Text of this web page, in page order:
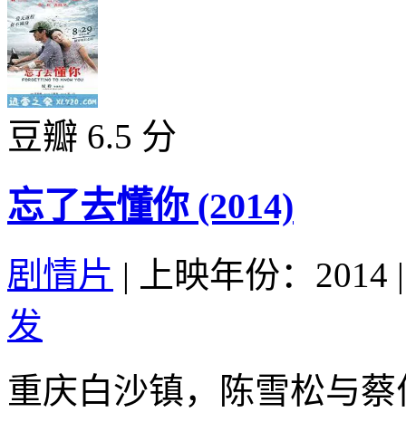
豆瓣 6.5 分
忘了去懂你 (2014)
剧情片 | 上映年份：2014 |
发
重庆白沙镇，陈雪松与